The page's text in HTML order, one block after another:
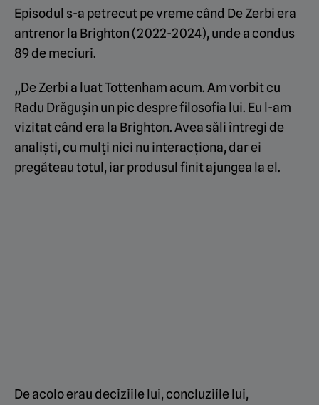
Episodul s-a petrecut pe vreme când De Zerbi era
antrenor la Brighton (2022-2024), unde a condus
89 de meciuri.
„De Zerbi a luat Tottenham acum. Am vorbit cu
Radu Drăgușin un pic despre filosofia lui. Eu l-am
vizitat când era la Brighton. Avea săli întregi de
analiști, cu mulți nici nu interacționa, dar ei
pregăteau totul, iar produsul finit ajungea la el.
De acolo erau deciziile lui, concluziile lui,